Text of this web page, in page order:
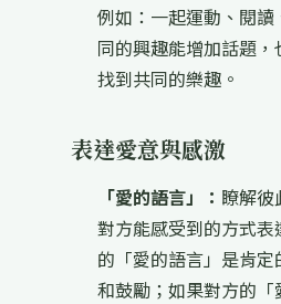
例如：一起運動、閱
同的興趣能增加話題，
找到共同的樂趣。
表達愛意與感激
「愛的語言」： 瞭解彼
對方能感受到的方式
的「愛的語言」是肯
和鼓勵；如果對方的